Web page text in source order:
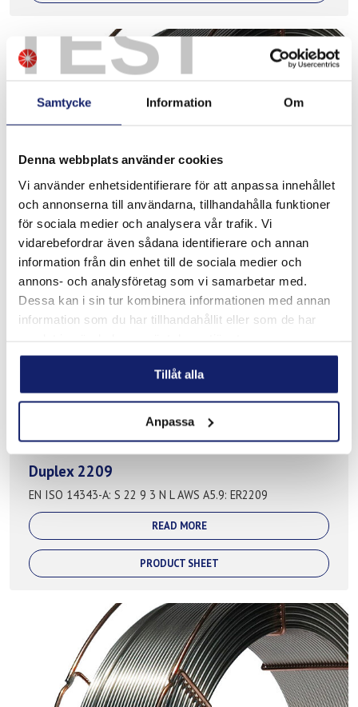
TEST
Samtycke Information Om
Denna webbplats använder cookies
Vi använder enhetsidentifierare för att anpassa innehållet
och annonserna till användarna, tillhandahålla funktioner
för sociala medier och analysera vår trafik. Vi
vidarebefordrar även sådana identifierare och annan
information från din enhet till de sociala medier och
annons- och analysföretag som vi samarbetar med.
Dessa kan i sin tur kombinera informationen med annan
information som du har tillhandahållit eller som de har
Tillåt alla
Anpassa
Super-Duplex 2594NL
EN ISO 14343-A: S 25 9 4 N L AWS A5.9: ER2594
READ MORE
Duplex 2209
EN ISO 14343-A: S 22 9 3 N L AWS A5.9: ER2209
READ MORE
PRODUCT SHEET